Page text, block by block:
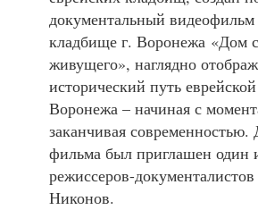
документальный видеофильм
кладбище г. Воронежа «Дом
живущего», наглядно
исторический путь
Воронежа – начиная с
заканчивая современностью.
фильма был приглашен один
режиссеров-
Никонов.